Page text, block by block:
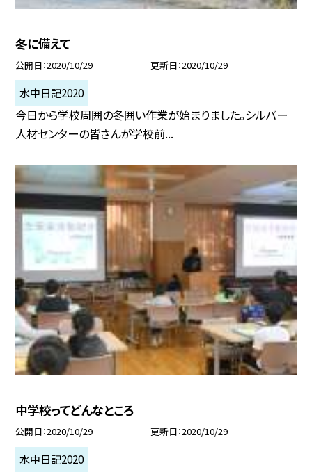
冬に備えて
公開日 2020/10/29 更新日 2020/10/29
水中日記2020
今日から学校周囲の冬囲い作業が始まりました。シルバー
人材センターの皆さんが学校前...
中学校ってどんなところ
公開日 2020/10/29 更新日 2020/10/29
水中日記2020